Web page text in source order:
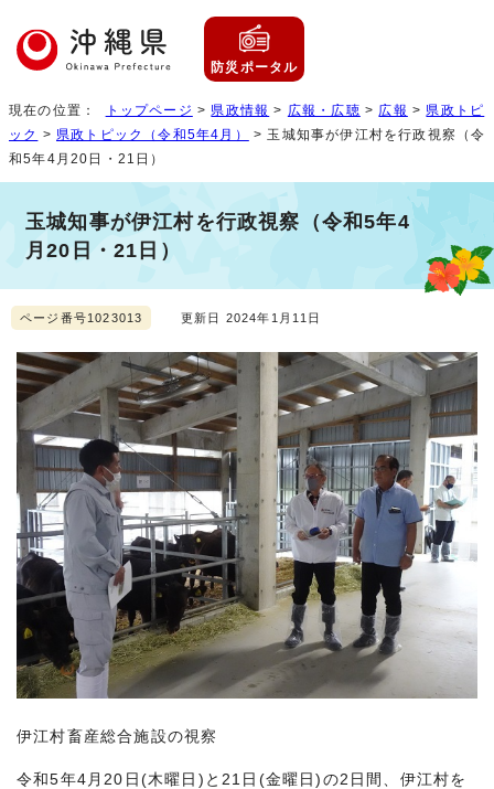
防災ポータル
現在の位置： トップページ > 県政情報 > 広報・広聴 > 広報 > 県政トピ
ック > 県政トピック（令和5年4月）
> 玉城知事が伊江村を行政視察（令
和5年4月20日・21日）
玉城知事が伊江村を行政視察（令和5年4
月20日・21日）
ページ番号1023013 更新日 2024年1月11日
伊江村畜産総合施設の視察
令和5年4月20日(木曜日)と21日(金曜日)の2日間、伊江村を